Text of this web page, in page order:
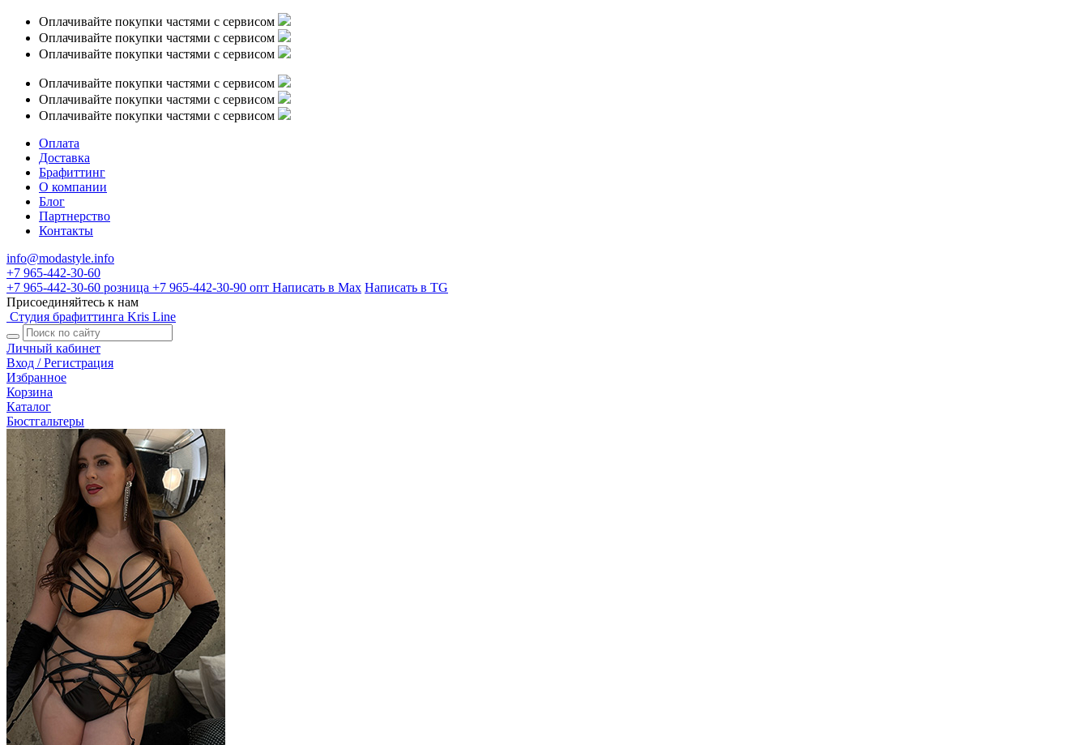
Оплачивайте покупки частями с сервисом
Оплачивайте покупки частями с сервисом
Оплачивайте покупки частями с сервисом
Оплачивайте покупки частями с сервисом
Оплачивайте покупки частями с сервисом
Оплачивайте покупки частями с сервисом
Оплата
Доставка
Брафиттинг
О компании
Блог
Партнерство
Контакты
info@modastyle.info
+7 965-442-30-60
+7 965-442-30-60 розница +7 965-442-30-90 опт Написать в Max Написать в TG
Присоединяйтесь к нам
Студия брафиттинга Kris Line
Личный кабинет
Вход / Регистрация
Избранное
Корзина
Каталог
Бюстгальтеры